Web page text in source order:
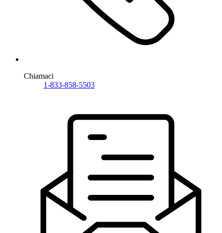
Chiamaci
1-833-858-5503